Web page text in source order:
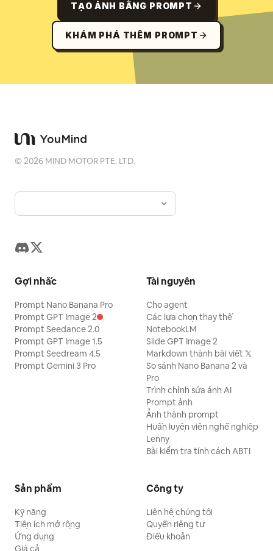
TẠO ẢNH BẰNG PROMPT
KHÁM PHÁ THÊM PROMPT
©2026 MIND MOTOR PTE. LTD.
Gợi nhắc
Prompt Nano Banana Pro
Prompt GPT Image 2
Prompt Seedance 2.0
Prompt GPT Image 1.5
Prompt Seedream 4.5
Prompt Gemini 3 Pro
Tài nguyên
Cho agent
Các lựa chọn thay thế
NotebookLM
Slide GPT Image 2
Markdown thành bài viết 𝕏
So sánh Nano Banana 2 và
Pro
Trình chỉnh sửa ảnh AI
Prompt ảnh
Ảnh thành prompt
Huấn luyện viên nghề nghiệp
Lenny
Bài kiểm tra tính cách ABTI
Sản phẩm
Kỹ năng
Tiện ích mở rộng
Ứng dụng
Giá cả
Công ty
Liên hệ chúng tôi
Quyền riêng tư
Điều khoản